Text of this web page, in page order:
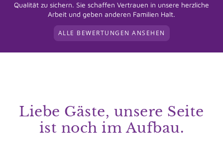
Qualität zu sichern. Sie schaffen Vertrauen in unsere herzliche
Arbeit und geben anderen Familien Halt.
ALLE BEWERTUNGEN ANSEHEN
Liebe Gäste, unsere Seite
ist noch im Aufbau.